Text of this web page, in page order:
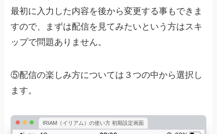
最初に入力した内容を後から変更する事もできま
すので、まずは配信を見てみたいという方はスキ
ップで問題ありません。
⑤配信の楽しみ方については３つの中から選択し
ます。
IRIAM（イリアム）の使い方 初期設定画面